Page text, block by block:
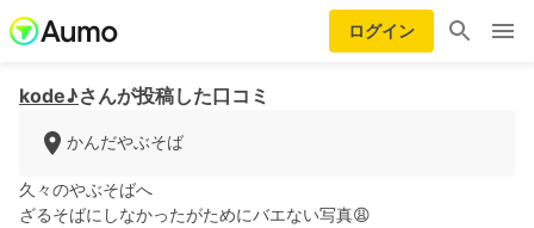
ログイン
kode♪さんが投稿した口コミ
かんだやぶそば
久々のやぶそばへ
ざるそばにしなかったがためにバエない写真😩